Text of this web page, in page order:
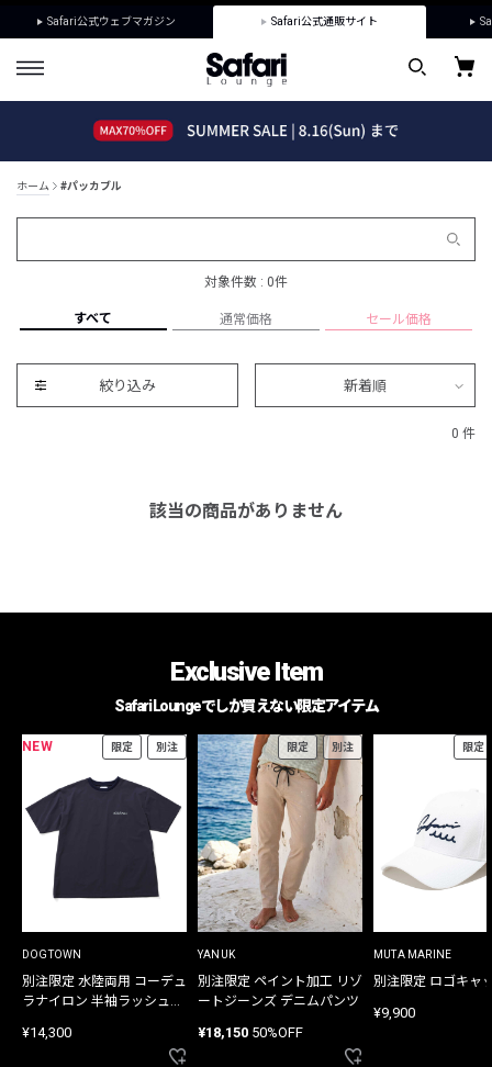
Safari公式ウェブマガジン Safari公式通販サイト
ホーム #パッカブル
対象件数 : 0件
すべて 通常価格 セール価格
絞り込み 新着順
0 件
該当の商品がありません
Exclusive Item
Safari Loungeでしか買えない限定アイテム
NEW 限定 別注
DOGTOWN
別注限定 水陸両用 コーデュ
ラナイロン 半袖ラッシュガ
¥14,300
限定 別注
YANUK
別注限定 ペイント加工 リゾ
ートジーンズ デニムパンツ
¥18,150 50%OFF
限定
MUTA MARINE
別注限定 ロゴキャ
¥9,900